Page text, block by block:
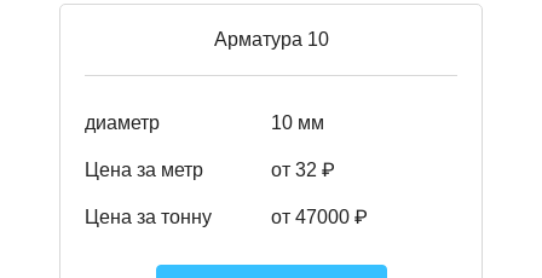
Арматура 10
диаметр 10 мм
Цена за метр от 32 ₽
Цена за тонну от 47000 ₽